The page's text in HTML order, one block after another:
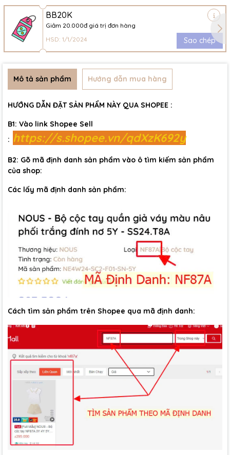
BB20K
Giảm 20.000đ giá trị đơn hàng
HSD: 1/1/2024
Sao chép
Mô tả sản phẩm Hướng dẫn mua hàng
HƯỚNG DẪN ĐẶT SẢN PHẨM NÀY QUA SHOPEE :
B1: Vào link Shopee Sell
: https://s.shopee.vn/qdXzK692y
B2: Gõ mã định danh sản phẩm vào ô tìm kiếm sản phẩm
của shop:
Các lấy mã định danh sản phẩm:
Cách tìm sản phẩm trên Shopee qua mã định danh: